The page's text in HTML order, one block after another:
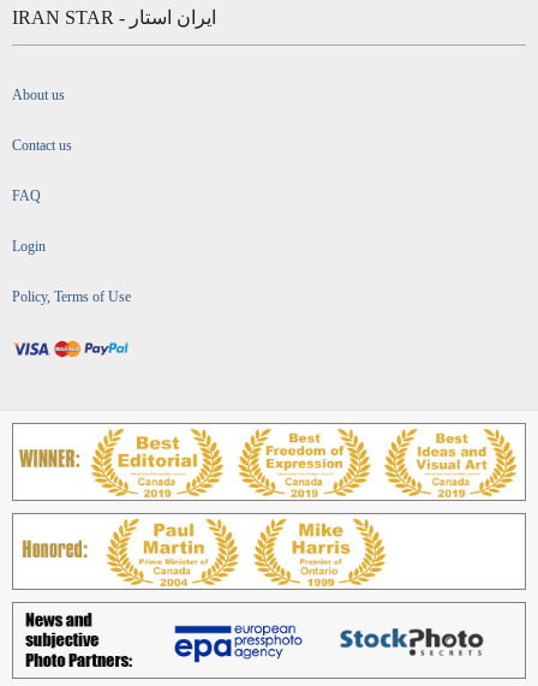
IRAN STAR - ایران استار
About us
Contact us
FAQ
Login
Policy, Terms of Use